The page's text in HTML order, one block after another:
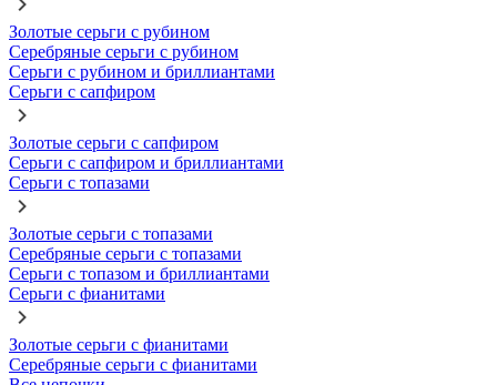
Золотые серьги с рубином
Серебряные серьги с рубином
Серьги с рубином и бриллиантами
Серьги с сапфиром
Золотые серьги с сапфиром
Серьги с сапфиром и бриллиантами
Серьги с топазами
Золотые серьги с топазами
Серебряные серьги с топазами
Серьги с топазом и бриллиантами
Серьги с фианитами
Золотые серьги с фианитами
Серебряные серьги с фианитами